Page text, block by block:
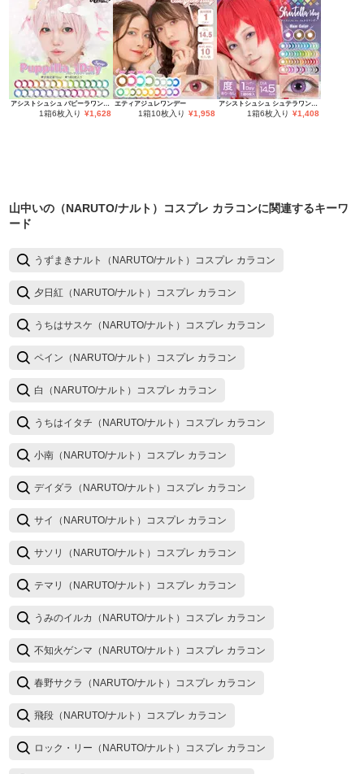
アシストシュシュ パピーラワンデー
1箱6枚入り ¥1,628
エティアジュレワンデー
1箱10枚入り ¥1,958
アシストシュシュ シュテラワンデー
1箱6枚入り ¥1,408
山中いの（NARUTO/ナルト）コスプレ カラコンに関連するキーワ
ード
うずまきナルト（NARUTO/ナルト）コスプレ カラコン
夕日紅（NARUTO/ナルト）コスプレ カラコン
うちはサスケ（NARUTO/ナルト）コスプレ カラコン
ペイン（NARUTO/ナルト）コスプレ カラコン
白（NARUTO/ナルト）コスプレ カラコン
うちはイタチ（NARUTO/ナルト）コスプレ カラコン
小南（NARUTO/ナルト）コスプレ カラコン
デイダラ（NARUTO/ナルト）コスプレ カラコン
サイ（NARUTO/ナルト）コスプレ カラコン
サソリ（NARUTO/ナルト）コスプレ カラコン
テマリ（NARUTO/ナルト）コスプレ カラコン
うみのイルカ（NARUTO/ナルト）コスプレ カラコン
不知火ゲンマ（NARUTO/ナルト）コスプレ カラコン
春野サクラ（NARUTO/ナルト）コスプレ カラコン
飛段（NARUTO/ナルト）コスプレ カラコン
ロック・リー（NARUTO/ナルト）コスプレ カラコン